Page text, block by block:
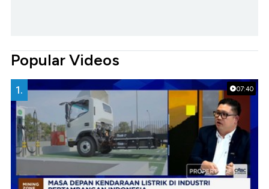
Popular Videos
07:40
1.